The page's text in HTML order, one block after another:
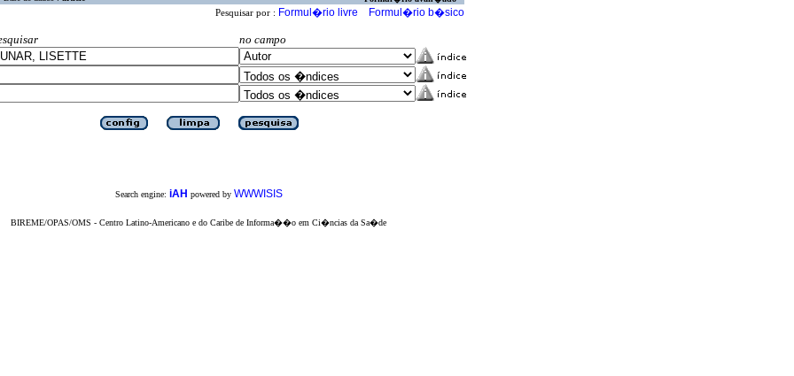
Pesquisar por : Formul�rio livre Formul�rio b�sico
no campo
Search engine: iAH powered by WWWISIS
BIREME/OPAS/OMS - Centro Latino-Americano e do Caribe de Informa��o em Ci�ncias da Sa�de